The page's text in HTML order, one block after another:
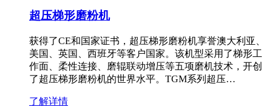
超压梯形磨粉机
获得了CE和国家证书，超压梯形磨粉机享誉澳大利亚、
美国、英国、西班牙等客户国家。该机型采用了梯形工
作面、柔性连接、磨辊联动增压等五项磨机技术，开创
了超压梯形磨粉机的世界水平。TGM系列超压…
了解详情